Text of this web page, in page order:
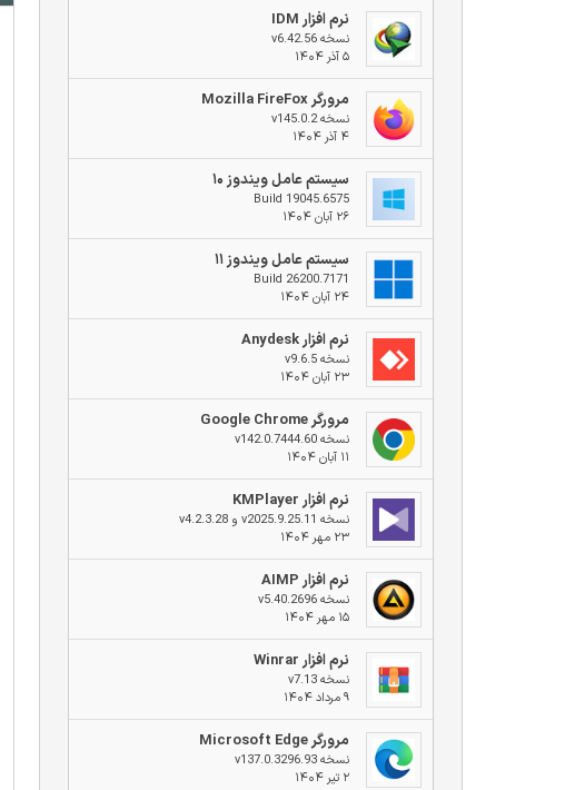
نرم افزار IDM
نسخه v6.42.56
۵ آذر ۱۴۰۴
مرورگر Mozilla FireFox
نسخه v145.0.2
۴ آذر ۱۴۰۴
سیستم عامل ویندوز ۱۰
Build 19045.6575
۲۶ آبان ۱۴۰۴
سیستم عامل ویندوز ۱۱
Build 26200.7171
۲۴ آبان ۱۴۰۴
نرم افزار Anydesk
نسخه v9.6.5
۲۳ آبان ۱۴۰۴
مرورگر Google Chrome
نسخه v142.0.7444.60
۱۱ آبان ۱۴۰۴
نرم افزار KMPlayer
نسخه v2025.9.25.11 و v4.2.3.28
۲۳ مهر ۱۴۰۴
نرم افزار AIMP
نسخه v5.40.2696
۱۵ مهر ۱۴۰۴
نرم افزار Winrar
نسخه v7.13
۹ مرداد ۱۴۰۴
مرورگر Microsoft Edge
نسخه v137.0.3296.93
۲ تیر ۱۴۰۴